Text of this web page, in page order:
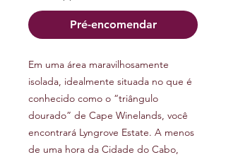
Pré-encomendar
Em uma área maravilhosamente
isolada, idealmente situada no que é
conhecido como o “triângulo
dourado” de Cape Winelands, você
encontrará Lyngrove Estate. A menos
de uma hora da Cidade do Cabo,